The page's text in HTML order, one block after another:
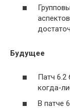
Будущее
Патч 6.2
когда-
В патче